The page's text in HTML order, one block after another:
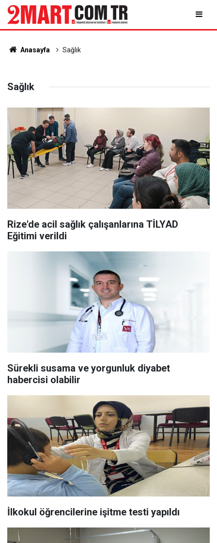
Anasayfa Sağlık
Sağlık
Rize'de acil sağlık çalışanlarına TİLYAD
Eğitimi verildi
Sürekli susama ve yorgunluk diyabet
habercisi olabilir
İlkokul öğrencilerine işitme testi yapıldı